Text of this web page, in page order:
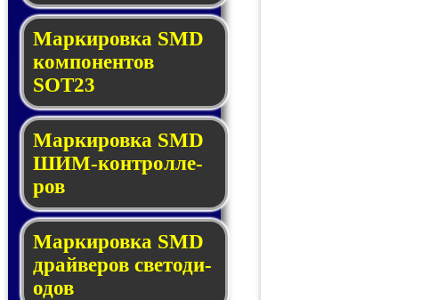
Маркировка SMD
ком­по­нен­тов
SOT23
Маркировка SMD
ШИМ-кон­трол­ле­
ров
Маркировка SMD
драй­ве­ров све­то­ди­
о­дов